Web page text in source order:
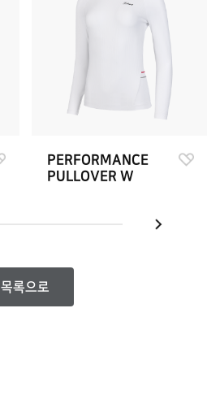
PERFORMANCE
PULLOVER W
목록으로